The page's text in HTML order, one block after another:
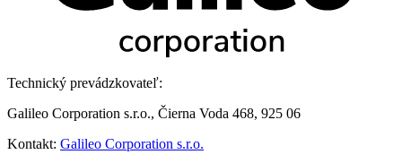
Technický prevádzkovateľ:
Galileo Corporation s.r.o., Čierna Voda 468, 925 06
Kontakt: Galileo Corporation s.r.o.